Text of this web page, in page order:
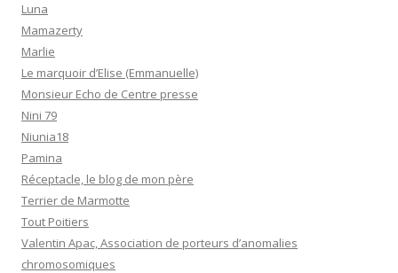
Luna
Mamazerty
Marlie
Le marquoir d’Elise (Emmanuelle)
Monsieur Echo de Centre presse
Nini 79
Niunia18
Pamina
Réceptacle, le blog de mon père
Terrier de Marmotte
Tout Poitiers
Valentin Apac, Association de porteurs d’anomalies
chromosomiques